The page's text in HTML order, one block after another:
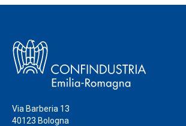
Via Barberia 13
40123 Bologna